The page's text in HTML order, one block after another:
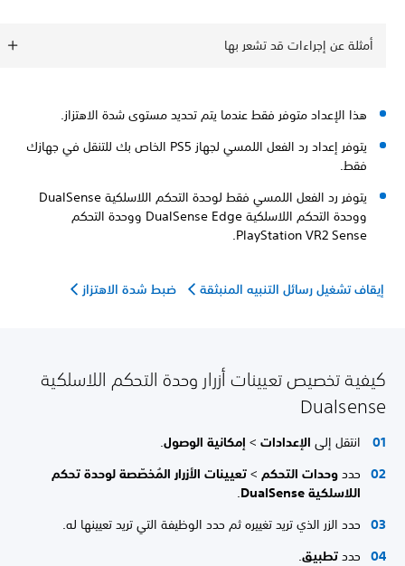
أمثلة عن إجراءات قد تشعر بها
هذا الإعداد متوفر فقط عندما يتم تحديد مستوى شدة الاهتزاز.
يتوفر إعداد رد الفعل اللمسي لجهاز PS5 الخاص بك للتنقل في جهازك
فقط.
يتوفر رد الفعل اللمسي فقط لوحدة التحكم اللاسلكية DualSense
ووحدة التحكم اللاسلكية DualSense Edge ووحدة التحكم
PlayStation VR2 Sense.
إيقاف تشغيل رسائل التنبيه المنبثقة ضبط شدة الاهتزاز
كيفية تخصيص تعيينات أزرار وحدة التحكم اللاسلكية
Dualsense
انتقل إلىالإعدادات>إمكانية الوصول.
حددوحدات التحكم>تعيينات الأزرار المُخصّصة لوحدة تحكم
اللاسلكية DualSense
.
حدد الزر الذي تريد تغييره ثم حدد الوظيفة التي تريد تعيينها له.
حددتطبيق.